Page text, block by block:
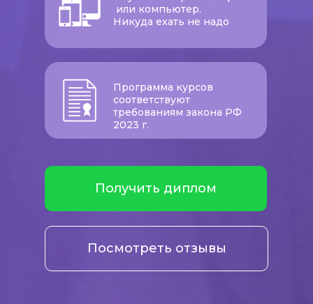
Получить диплом
или компьютер.
Никуда ехать не надо
Программа курсов
соответствуют
требованиям закона РФ
2023 г.
Посмотреть отзывы